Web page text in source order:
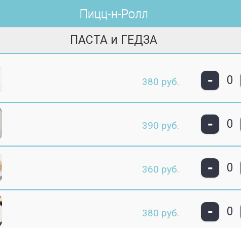
Пицц-н-Ролл
ПАСТА и ГЕДЗА
380 руб. - 0
390 руб. - 0
360 руб. - 0
380 руб. - 0